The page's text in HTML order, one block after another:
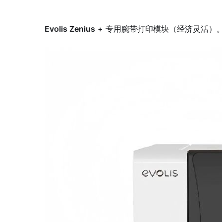
Evolis Zenius + 专用腕带打印模块（经济灵活）